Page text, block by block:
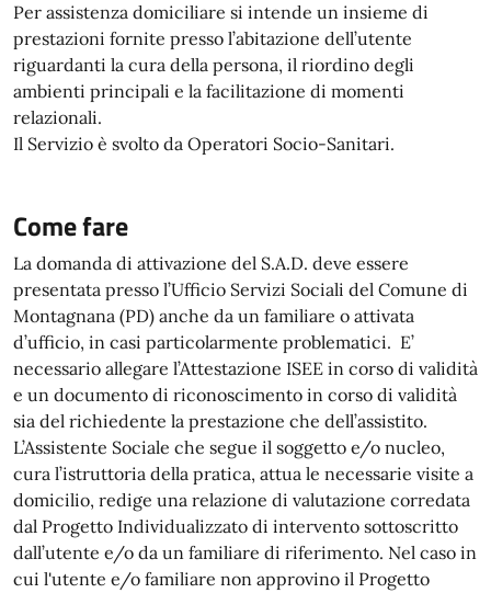
Per assistenza domiciliare si intende un insieme di
prestazioni fornite presso l’abitazione dell’utente
riguardanti la cura della persona, il riordino degli
ambienti principali e la facilitazione di momenti
relazionali.
Il Servizio è svolto da Operatori Socio-Sanitari.
Come fare
La domanda di attivazione del S.A.D. deve essere
presentata presso l’Ufficio Servizi Sociali del Comune di
Montagnana (PD) anche da un familiare o attivata
d’ufficio, in casi particolarmente problematici. E’
necessario allegare l’Attestazione ISEE in corso di validità
e un documento di riconoscimento in corso di validità
sia del richiedente la prestazione che dell’assistito.
L’Assistente Sociale che segue il soggetto e/o nucleo,
cura l’istruttoria della pratica, attua le necessarie visite a
domicilio, redige una relazione di valutazione corredata
dal Progetto Individualizzato di intervento sottoscritto
dall’utente e/o da un familiare di riferimento. Nel caso in
cui l'utente e/o familiare non approvino il Progetto